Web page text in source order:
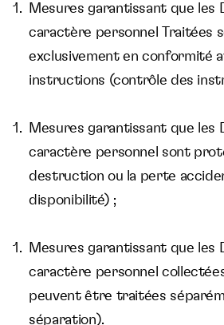
Mesures garantissant que les
caractère personnel Traitées
exclusivement en conformité
instructions (contrôle des
Mesures garantissant que les
caractère personnel sont
destruction ou la perte
disponibilité) ;
Mesures garantissant que les
caractère personnel
peuvent être traitées
séparation).